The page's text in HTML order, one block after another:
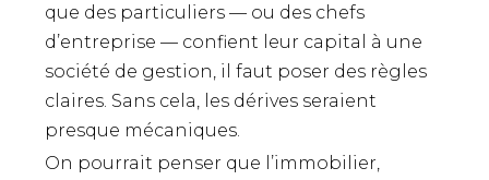
que des particuliers — ou des chefs
d’entreprise — confient leur capital à une
société de gestion, il faut poser des règles
claires. Sans cela, les dérives seraient
presque mécaniques.
On pourrait penser que l’immobilier,